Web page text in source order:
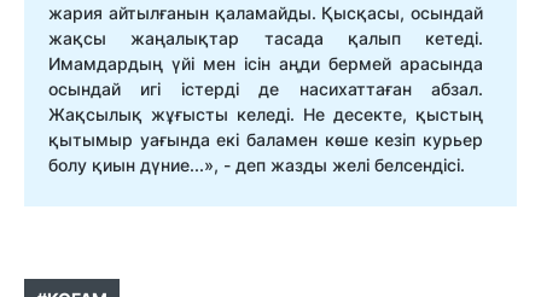
жария айтылғанын қаламайды. Қысқасы, осындай
жақсы жаңалықтар тасада қалып кетеді.
Имамдардың үйі мен ісін аңди бермей арасында
осындай игі істерді де насихаттаған абзал.
Жақсылық жұғысты келеді. Не десекте, қыстың
қытымыр уағында екі баламен көше кезіп курьер
болу қиын дүние...», - деп жазды желі белсендісі.